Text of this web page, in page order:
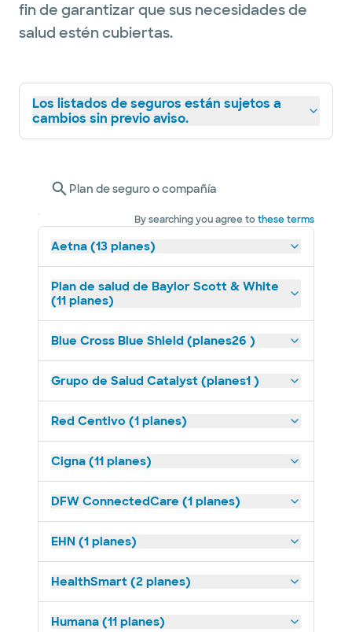
fin de garantizar que sus necesidades de
salud estén cubiertas.
Los listados de seguros están sujetos a
cambios sin previo aviso.
Plan de seguro o compañía
By searching you agree tothese terms
Aetna (13 planes)
Plan de salud de Baylor Scott & White
(11 planes)
Blue Cross Blue Shield (planes26 )
Grupo de Salud Catalyst (planes1 )
Red Centivo (1 planes)
Cigna (11 planes)
DFW ConnectedCare (1 planes)
EHN (1 planes)
HealthSmart (2 planes)
Humana (11 planes)